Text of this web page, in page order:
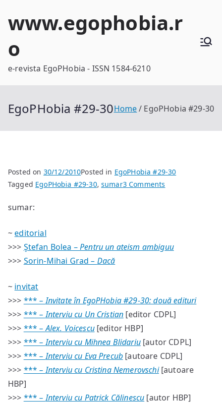
www.egophobia.r
o
e-revista EgoPHobia - ISSN 1584-6210
EgoPHobia #29-30Home EgoPHobia #29-30
Posted on 30/12/2010Posted in EgoPHobia #29-30
Tagged EgoPHobia #29-30,sumar3 Comments
sumar:
~editorial
>>> Ştefan Bolea –Pentru un ateism ambiguu
>>> Sorin-Mihai Grad – Dacă
~ invitat
>>> *** –Invitate în EgoPHobia #29-30: două edituri
>>> *** –Interviu cu Un Cristian [editor CDPL]
>>> *** –Alex. Voicescu[editor HBP]
>>> *** –Interviu cu Mihnea Blidariu[autor CDPL]
>>> *** –Interviu cu Eva Precub [autoare CDPL]
>>> *** –Interviu cu Cristina Nemerovschi[autoare
HBP]
>>> *** –Interviu cu Patrick Călinescu [autor HBP]